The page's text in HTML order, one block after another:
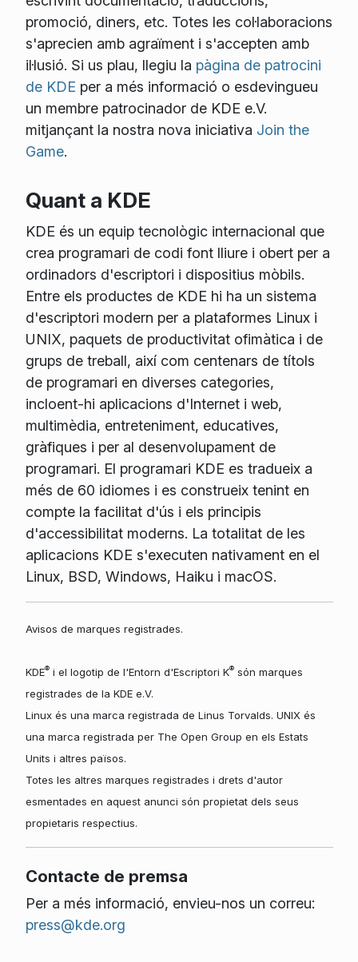
promoció, diners, etc. Totes les col·laboracions
s'aprecien amb agraïment i s'accepten amb
il·lusió. Si us plau, llegiu la pàgina de patrocini
de KDE per a més informació o esdevingueu
un membre patrocinador de KDE e.V.
mitjançant la nostra nova iniciativa Join the
Game.
Quant a KDE
KDE és un equip tecnològic internacional que
crea programari de codi font lliure i obert per a
ordinadors d'escriptori i dispositius mòbils.
Entre els productes de KDE hi ha un sistema
d'escriptori modern per a plataformes Linux i
UNIX, paquets de productivitat ofimàtica i de
grups de treball, així com centenars de títols
de programari en diverses categories,
incloent-hi aplicacions d'Internet i web,
multimèdia, entreteniment, educatives,
gràfiques i per al desenvolupament de
programari. El programari KDE es tradueix a
més de 60 idiomes i es construeix tenint en
compte la facilitat d'ús i els principis
d'accessibilitat moderns. La totalitat de les
aplicacions KDE s'executen nativament en el
Linux, BSD, Windows, Haiku i macOS.
Avisos de marques registrades.
KDE®i el logotip de l'Entorn d'Escriptori K®són marques
registrades de la KDE e.V.
Linux és una marca registrada de Linus Torvalds. UNIX és
una marca registrada per The Open Group en els Estats
Units i altres països.
Totes les altres marques registrades i drets d'autor
esmentades en aquest anunci són propietat dels seus
propietaris respectius.
Contacte de premsa
Per a més informació, envieu-nos un correu:
press@kde.org